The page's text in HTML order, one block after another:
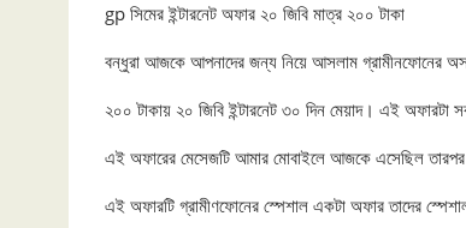
gp সিমের ইন্টারনেট অফার ২০ জিবি মাত্র ২০০ টাকা
বন্ধুরা আজকে আপনাদের জন্য নিয়ে আসলাম গ্রামীনফোনের
২০০ টাকায় ২০ জিবি ইন্টারনেট ৩০ দিন মেয়াদ। এই অফারটা
এই অফারের মেসেজটি আমার মোবাইলে আজকে এসেছিল তারপর
এই অফারটি গ্রামীণফোনের স্পেশাল একটা অফার তাদের